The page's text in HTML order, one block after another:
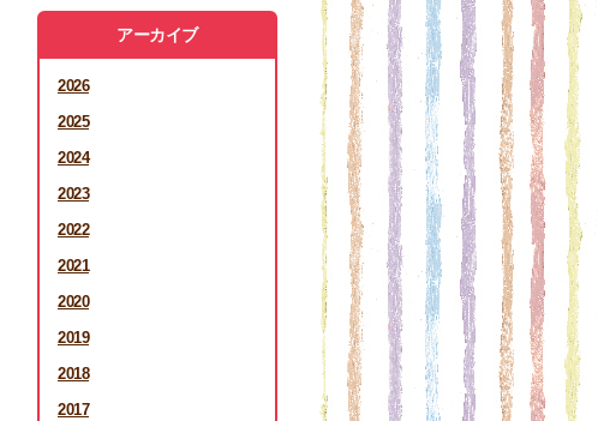
アーカイブ
2026
2025
2024
2023
2022
2021
2020
2019
2018
2017